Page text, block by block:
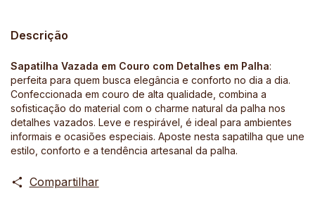
Descrição
Sapatilha Vazada em Couro com Detalhes em Palha:
perfeita para quem busca elegância e conforto no dia a dia.
Confeccionada em couro de alta qualidade, combina a
sofisticação do material com o charme natural da palha nos
detalhes vazados. Leve e respirável, é ideal para ambientes
informais e ocasiões especiais. Aposte nesta sapatilha que une
estilo, conforto e a tendência artesanal da palha.
Compartilhar